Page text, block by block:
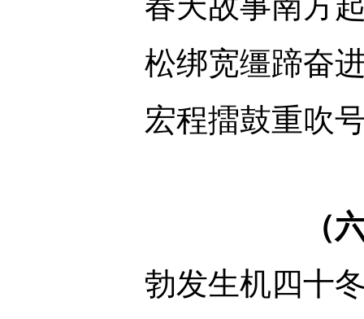
松绑宽缰蹄奋
宏程擂鼓重吹
（
勃发生机四十